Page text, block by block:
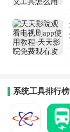
系统工具排行榜